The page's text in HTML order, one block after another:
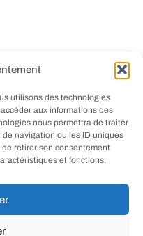
utilisons des technologies
aux informations des
nous permettra de traiter
navigation ou les ID uniques
retirer son consentement
et fonctions.